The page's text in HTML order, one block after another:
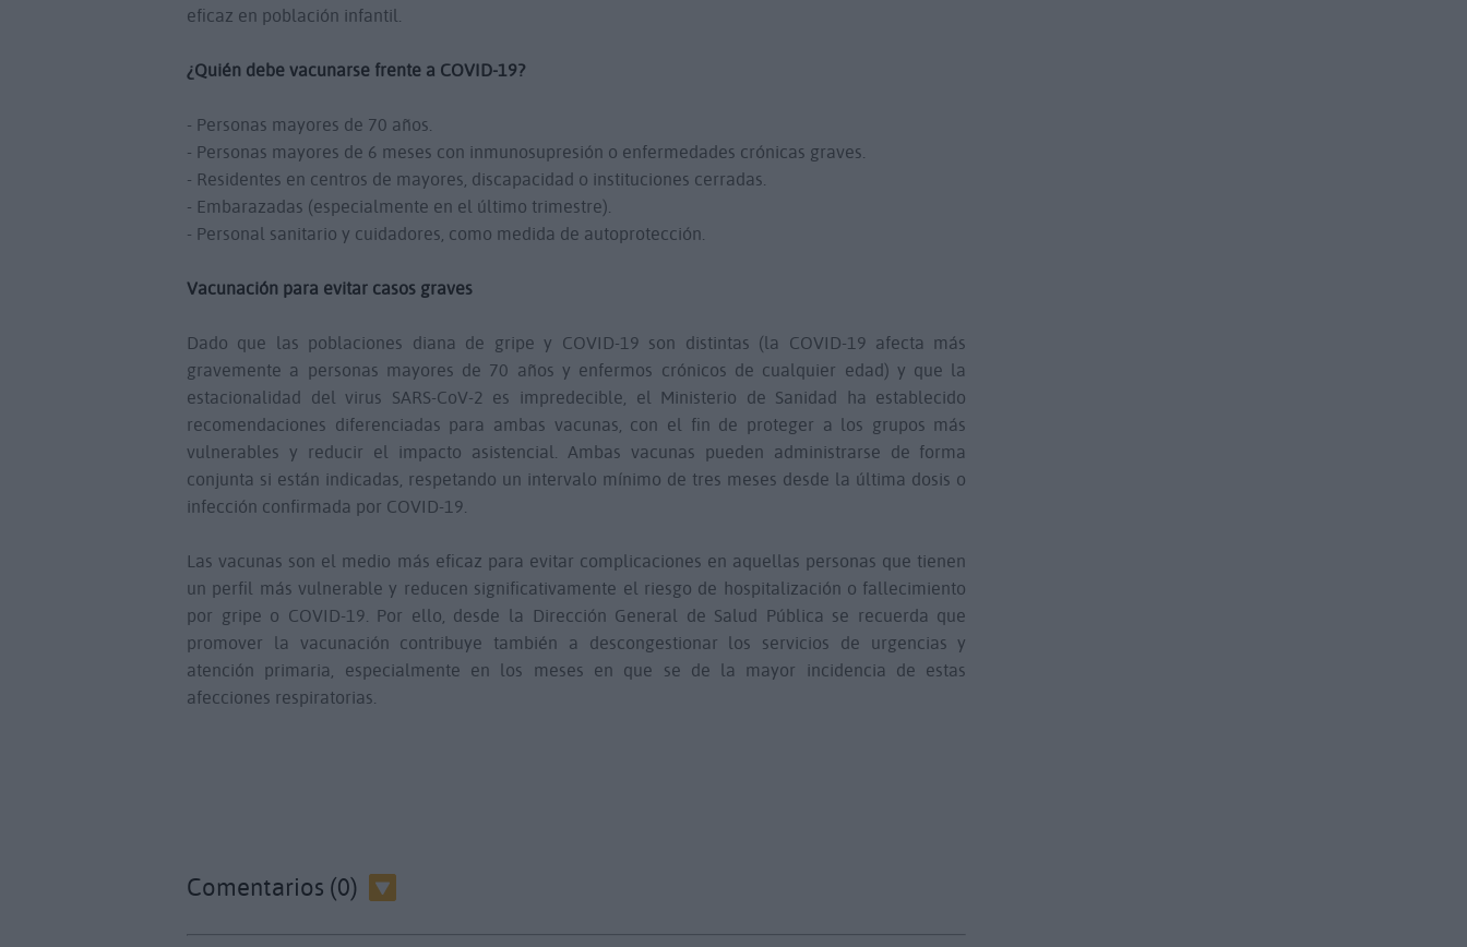
eficaz en población infantil.
¿Quién debe vacunarse frente a COVID-19?
- Personas mayores de 70 años.
- Personas mayores de 6 meses con inmunosupresión o enfermedades crónicas graves.
- Residentes en centros de mayores, discapacidad o instituciones cerradas.
- Embarazadas (especialmente en el último trimestre).
- Personal sanitario y cuidadores, como medida de autoprotección.
Vacunación para evitar casos graves
Dado que las poblaciones diana de gripe y COVID-19 son distintas (la COVID-19 afecta más
gravemente a personas mayores de 70 años y enfermos crónicos de cualquier edad) y que la
estacionalidad del virus SARS-CoV-2 es impredecible, el Ministerio de Sanidad ha establecido
recomendaciones diferenciadas para ambas vacunas, con el fin de proteger a los grupos más
vulnerables y reducir el impacto asistencial. Ambas vacunas pueden administrarse de forma
conjunta si están indicadas, respetando un intervalo mínimo de tres meses desde la última dosis o
infección confirmada por COVID-19.
Las vacunas son el medio más eficaz para evitar complicaciones en aquellas personas que tienen
un perfil más vulnerable y reducen significativamente el riesgo de hospitalización o fallecimiento
por gripe o COVID-19. Por ello, desde la Dirección General de Salud Pública se recuerda que
promover la vacunación contribuye también a descongestionar los servicios de urgencias y
atención primaria, especialmente en los meses en que se de la mayor incidencia de estas
afecciones respiratorias.
Comentarios (0)